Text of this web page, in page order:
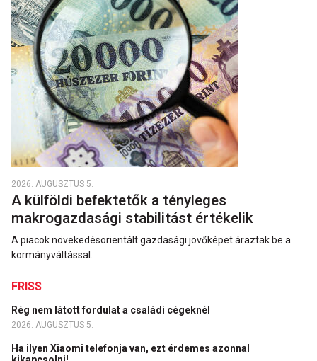
2026. AUGUSZTUS 5.
A külföldi befektetők a tényleges
makrogazdasági stabilitást értékelik
A piacok növekedésorientált gazdasági jövőképet áraztak be a
kormányváltással.
FRISS
Rég nem látott fordulat a családi cégeknél
2026. AUGUSZTUS 5.
Ha ilyen Xiaomi telefonja van, ezt érdemes azonnal